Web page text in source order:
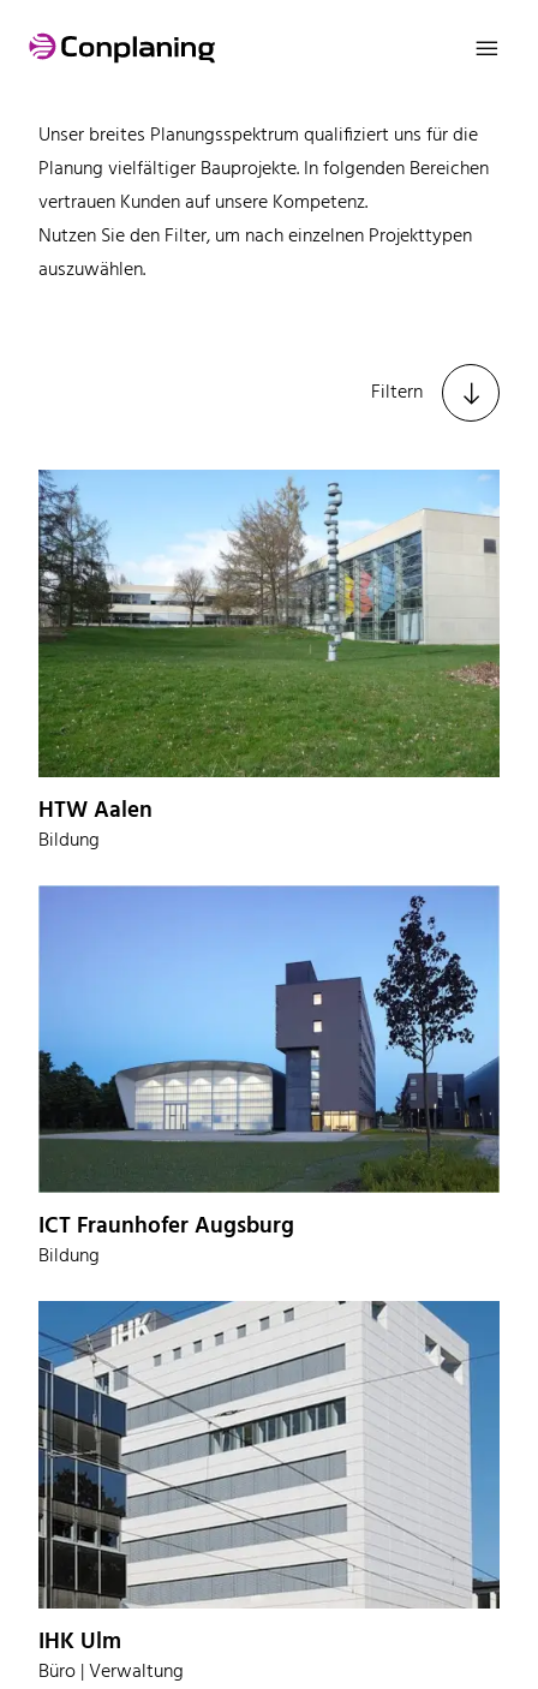

Referenzen
Unser breites Planungsspektrum qualifiziert uns für die
Planung vielfältiger Bauprojekte. In folgenden Bereichen
vertrauen Kunden auf unsere Kompetenz.
Nutzen Sie den Filter, um nach einzelnen Projekttypen
auszuwählen.
Filtern 
HTW Aalen
Bildung
ICT Fraunhofer Augsburg
Bildung
IHK Ulm
Büro | Verwaltung